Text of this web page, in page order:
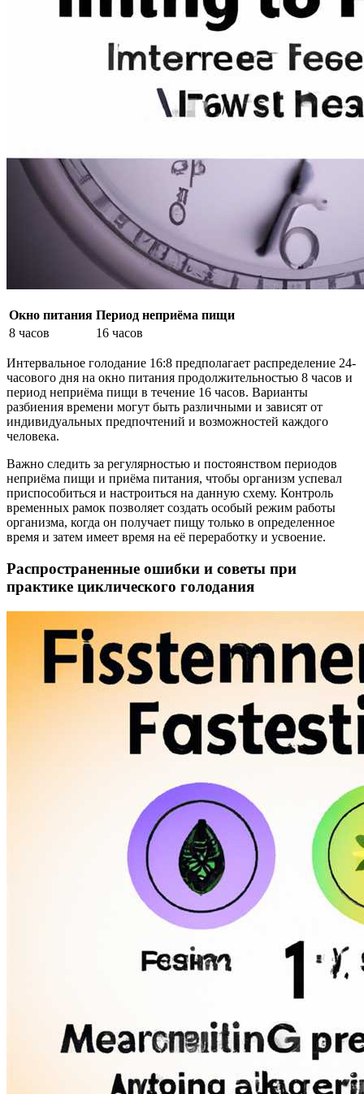
Окно питания Период неприёма пищи
8 часов
16 часов
Интервальное голодание 16:8 предполагает распределение 24-
часового дня на окно питания продолжительностью 8 часов и
период неприёма пищи в течение 16 часов. Варианты
разбиения времени могут быть различными и зависят от
индивидуальных предпочтений и возможностей каждого
человека.
Важно следить за регулярностью и постоянством периодов
неприёма пищи и приёма питания, чтобы организм успевал
приспособиться и настроиться на данную схему. Контроль
временных рамок позволяет создать особый режим работы
организма, когда он получает пищу только в определенное
время и затем имеет время на её переработку и усвоение.
Распространенные ошибки и советы при
практике циклического голодания